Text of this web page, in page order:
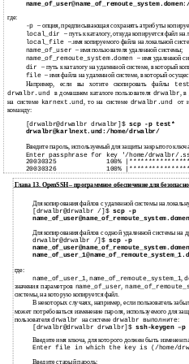
name_of_user@name_of_remoute_system.domen:
где:
-p – опция, предписывающая сохранять атрибуты
local_dir – путь к каталогу, откуда копируется файл на
local_file –.имя копируемого файла на локальной
name_of_user– имя пользователя удаленной системы;
name_of_remoute_system.domen – имя удаленной
dir – путь к каталогу на удаленной системе, в который
file– имя файла на удаленной системе, в который
Например, если вы хотите скопировать файлы
drwalbr.undв домашнем каталоге пользователя drwalbr, в
на системе karnext.und, то на системе drwalbr.undот
команду:
[drwalbr@drwalbr drwalbr]$scp -ptest*
drwalbr@karlnext.und:/home/drwalbr/
Введите пароль, используемый для защиты закрытого
Enter passphrase for key '/home/drwalbr/
20030325
100%
20030326 100%
Глава 13. OpenSSH – программное обеспечение для
Для копирования файлов с удаленной системы на
[drwalbr@drwalbr /]$scp -p
Для копирования файлов с одной удаленной системы на
drwalbr@drwalbr /]$scp -p
где:
name_of_user_1,name_of_remoute_system_1,
значения параметров name_of_user,
системы, на которую копируется файл.
В некоторых случаях, например, если пользователь
может потребоваться изменение пароля, используемого для
пользователяdrwalbr на системе drwalbr выполните:
[drwalbr@drwalbr drwalbr]$ssh-keygen –p
Введите имя ключа, для которого должен быть изменен
Enter file in which the key is (/home/
Введите старый пароль: